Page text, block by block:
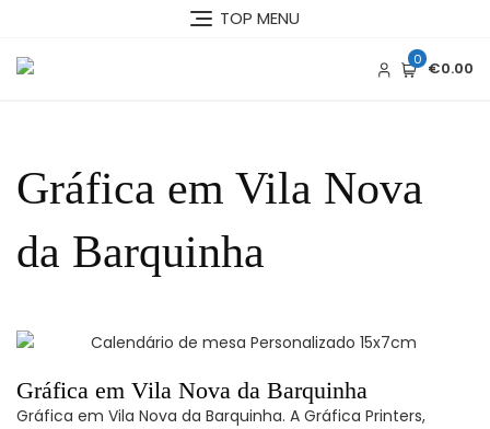
TOP MENU
0 €0.00
Gráfica em Vila Nova
da Barquinha
Gráfica em Vila Nova da Barquinha
Gráfica em Vila Nova da Barquinha. A Gráfica Printers,